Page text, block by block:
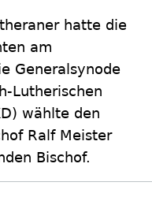
hatte die
am
Generalsynode
Lutherischen
wählte den
Ralf Meister
Bischof.